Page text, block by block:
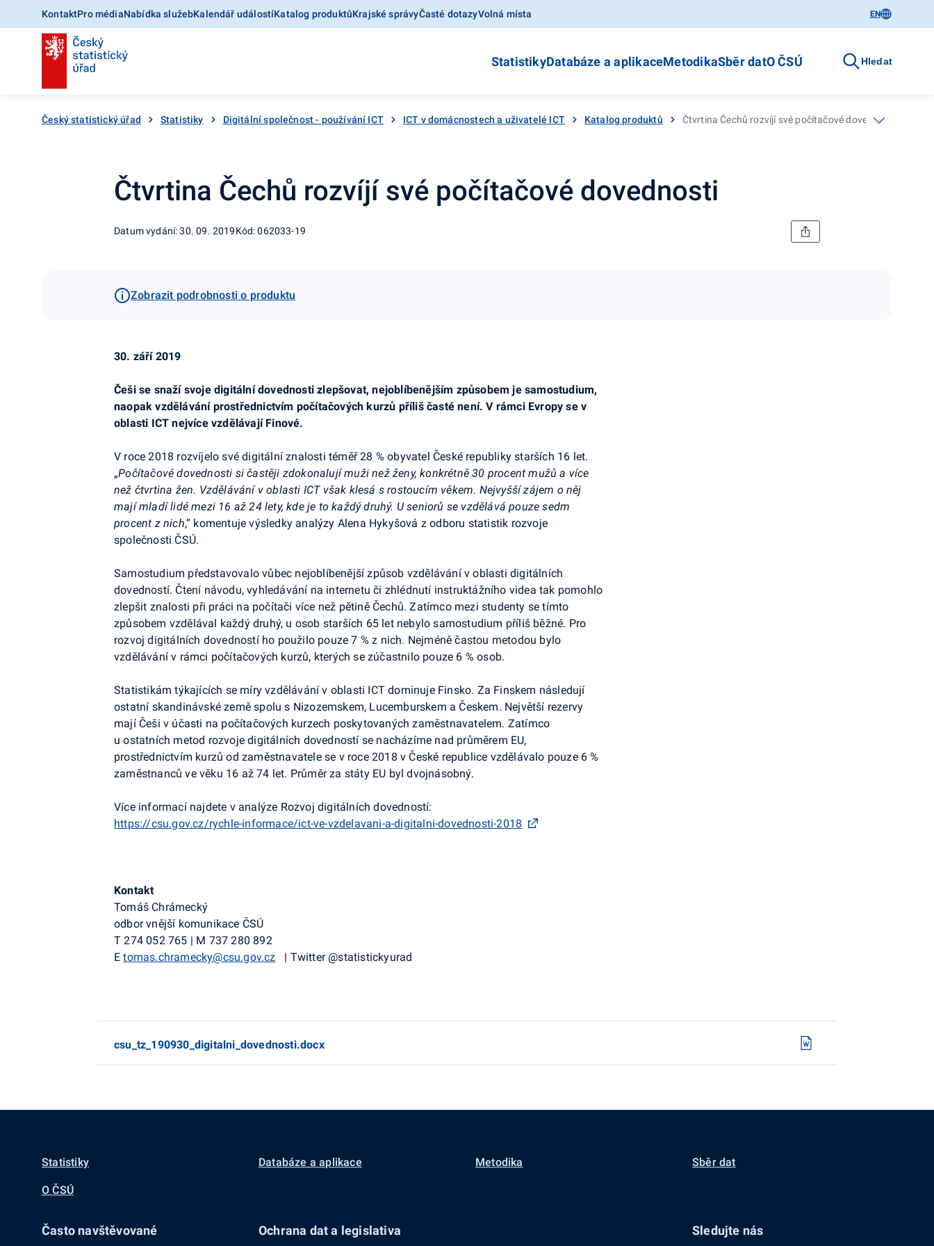
KontaktPro médiaNabídka služebKalendář událostíKatalog produktůKrajské správyČasté dotazyVolná místa EN
StatistikyDatabáze a aplikaceMetodikaSběr datO ČSÚ Hledat
Český statistický úřad Statistiky Digitální společnost - používání ICT ICT v domácnostech a uživatelé ICT Katalog produktů Čtvrtina Čechů rozvíjí své počítačové dovednosti
Čtvrtina Čechů rozvíjí své počítačové dovednosti
Datum vydání: 30. 09. 2019Kód: 062033-19
Zobrazit podrobnosti o produktu
30. září 2019
Češi se snaží svoje digitální dovednosti zlepšovat, nejoblíbenějším způsobem je samostudium,
naopak vzdělávání prostřednictvím počítačových kurzů příliš časté není. V rámci Evropy se v
oblasti ICT nejvíce vzdělávají Finové.
V roce 2018 rozvíjelo své digitální znalosti téměř 28 % obyvatel České republiky starších 16 let.
„Počítačové dovednosti si častěji zdokonalují muži než ženy, konkrétně 30 procent mužů a více
než čtvrtina žen. Vzdělávání v oblasti ICT však klesá s rostoucím věkem. Nejvyšší zájem o něj
mají mladí lidé mezi 16 až 24 lety, kde je to každý druhý. U seniorů se vzdělává pouze sedm
procent z nich,“ komentuje výsledky analýzy Alena Hykyšová z odboru statistik rozvoje
společnosti ČSÚ.
Samostudium představovalo vůbec nejoblíbenější způsob vzdělávání v oblasti digitálních
dovedností. Čtení návodu, vyhledávání na internetu či zhlédnutí instruktážního videa tak pomohlo
zlepšit znalosti při práci na počítači více než pětině Čechů. Zatímco mezi studenty se tímto
způsobem vzdělával každý druhý, u osob starších 65 let nebylo samostudium příliš běžné. Pro
rozvoj digitálních dovedností ho použilo pouze 7 % z nich. Nejméně častou metodou bylo
vzdělávání v rámci počítačových kurzů, kterých se zúčastnilo pouze 6 % osob.
Statistikám týkajících se míry vzdělávání v oblasti ICT dominuje Finsko. Za Finskem následují
ostatní skandinávské země spolu s Nizozemskem, Lucemburskem a Českem. Největší rezervy
mají Češi v účasti na počítačových kurzech poskytovaných zaměstnavatelem. Zatímco
u ostatních metod rozvoje digitálních dovedností se nacházíme nad průměrem EU,
prostřednictvím kurzů od zaměstnavatele se v roce 2018 v České republice vzdělávalo pouze 6 %
zaměstnanců ve věku 16 až 74 let. Průměr za státy EU byl dvojnásobný.
Více informacínajdete v analýze Rozvoj digitálních dovedností:
https://csu.gov.cz/rychle-informace/ict-ve-vzdelavani-a-digitalni-dovednosti-2018
Kontakt
Tomáš Chrámecký
odbor vnější komunikace ČSÚ
T 274 052 765 | M 737 280 892
Etomas.chramecky@csu.gov.cz | Twitter@statistickyurad
csu_tz_190930_digitalni_dovednosti.docx
Statistiky Databáze a aplikace Metodika Sběr dat
O ČSÚ
Často navštěvované Ochrana dat a legislativa Sledujte nás